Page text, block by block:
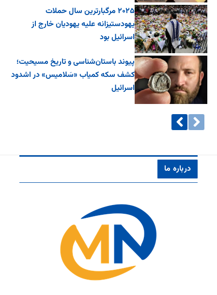
۲۰۲۵ مرگبارترین سال حملات
یهودستیزانه علیه یهودیان خارج از
اسرائیل بود
پیوند باستان‌شناسی و تاریخ مسیحیت؛
کشف سکه کمیاب «سَلامیس» در اشدود
اسرائیل
درباره ما